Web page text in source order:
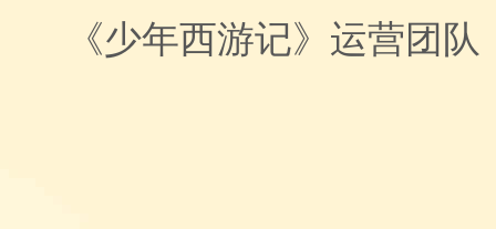
《少年西游记》运营团队